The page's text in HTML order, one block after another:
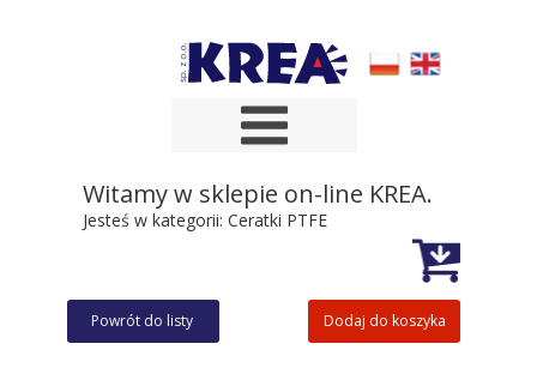
Powrót do listy Dodaj do koszyka
Witamy w sklepie on-line KREA.
Jesteś w kategorii: Ceratki PTFE